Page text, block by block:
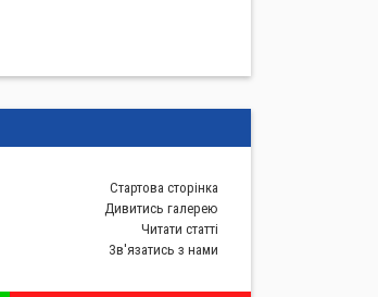
Стартова сторiнка
Дивитись галерею
Читати статті
Зв'язатись з нами